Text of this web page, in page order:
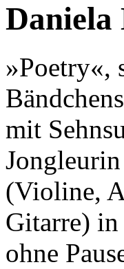
Daniela
»Poetry«,
mit
(Violine,
Gitarre)
ohne